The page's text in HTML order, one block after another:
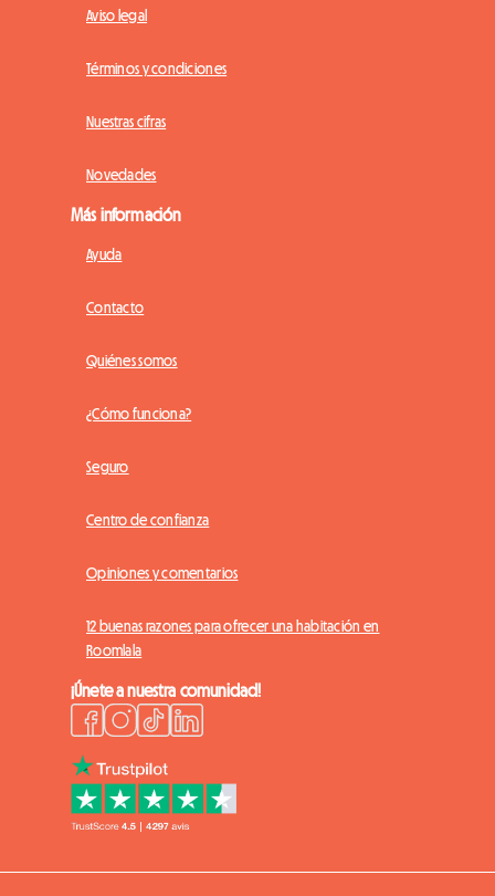
Aviso legal
Términos y condiciones
Nuestras cifras
Novedades
Más información
Ayuda
Contacto
Quiénes somos
¿Cómo funciona?
Seguro
Centro de confianza
Opiniones y comentarios
12 buenas razones para ofrecer una habitación en
Roomlala
¡Únete a nuestra comunidad!